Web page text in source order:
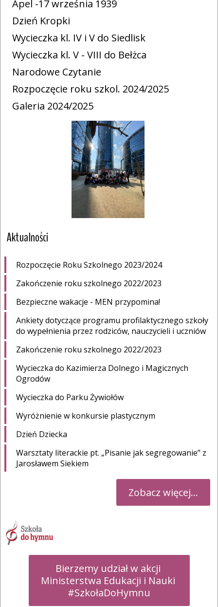
Apel -17 września 1939
Dzień Kropki
Wycieczka kl. IV i V do Siedlisk
Wycieczka kl. V - VIII do Bełżca
Narodowe Czytanie
Rozpoczęcie roku szkol. 2024/2025
Galeria 2024/2025
Aktualności
Rozpoczęcie Roku Szkolnego 2023/2024
Zakończenie roku szkolnego 2022/2023
Bezpieczne wakacje - MEN przypomina!
Ankiety dotyczące programu profilaktycznego szkoły
do wypełnienia przez rodziców, nauczycieli i uczniów
Zakończenie roku szkolnego 2022/2023
Wycieczka do Kazimierza Dolnego i Magicznych
Ogrodów
Wycieczka do Parku Żywiołów
Wyróżnienie w konkursie plastycznym
Dzień Dziecka
Warsztaty literackie pt. „Pisanie jak segregowanie” z
Jarosławem Siekiem
Zobacz więcej...
Bierzemy udział w akcji
Ministerstwa Edukacji i Nauki
#SzkołaDoHymnu